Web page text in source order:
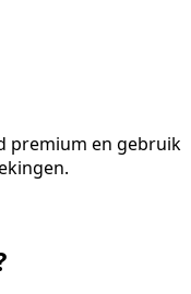
premium en gebruik